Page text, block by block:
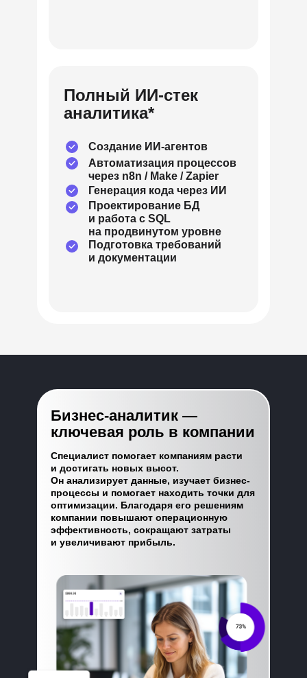
Создание ИИ-агентов
Автоматизация процессов
через n8n / Make / Zapier
Генерация кода через ИИ
Проектирование БД
и работа с SQL
на продвинутом уровне
Подготовка требований
и документации
Полный ИИ-стек
аналитика*
Бизнес-аналитик —
ключевая роль в компании
Специалист помогает компаниям расти
и достигать новых высот.
Он анализирует данные, изучает бизнес-
процессы и помогает находить точки для
оптимизации. Благодаря его решениям
компании повышают операционную
эффективность, сокращают затраты
и увеличивают прибыль.